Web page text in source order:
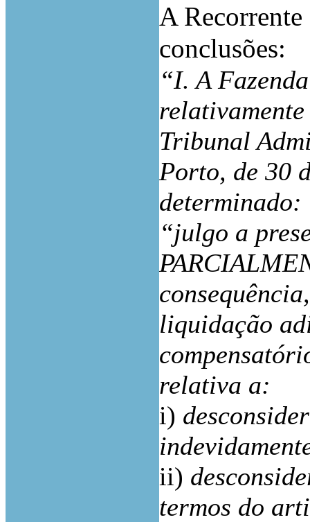
A
conclusões:
“I. A
Tribunal
Porto, de 30
determinado:
“julgo a
liquidação
relativa a:
i)
ii)
termos do